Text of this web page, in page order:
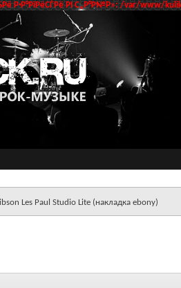
Р·Р°РїРёСЃРё РІ С„Р°Р№Р»: /var/
Les Paul Studio Lite (накладка ebony)